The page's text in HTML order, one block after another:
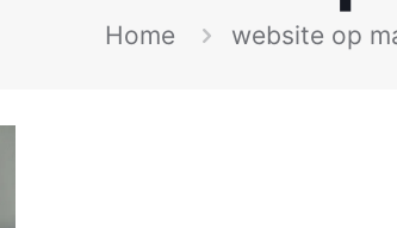
Home website op